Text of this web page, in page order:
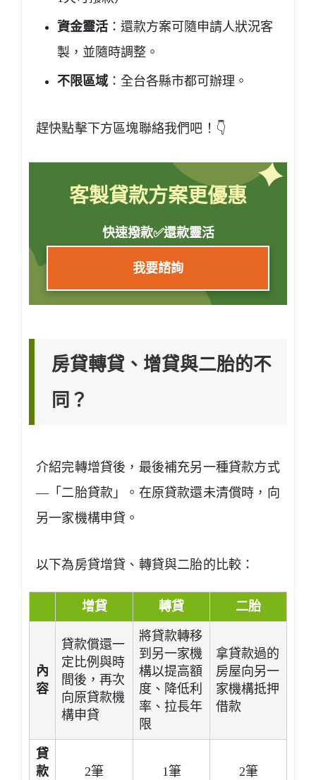
資金靈活 ：還款方案可隨申請人狀況客
製，並隨時調整。
不限區域 ：全台各縣市都可辦理。
趕快點擊下方區塊聯絡我們吧！👇
客製貸款方案更優惠
快速撥款✅還款靈活
我要諮詢
房貸轉貸、增貸與二胎的不
同？
介紹完轉增貸後，最後補充另一種貸款方式
—「二胎貸款」。在原貸款還未清償時，向
另一家機構申貸。
以下為房貸增貸、轉貸與二胎的比較：
增貸 轉貸 二胎
內
容
貸款償還一
定比例與時
間後，再次
向原貸款機
構申貸
將貸款轉移
到另一家機
構以提高額
度、降低利
率、拉長年
限
拿貸款過的
房屋向另一
家機構抵押
借款
貸
款
2筆 1筆 2筆